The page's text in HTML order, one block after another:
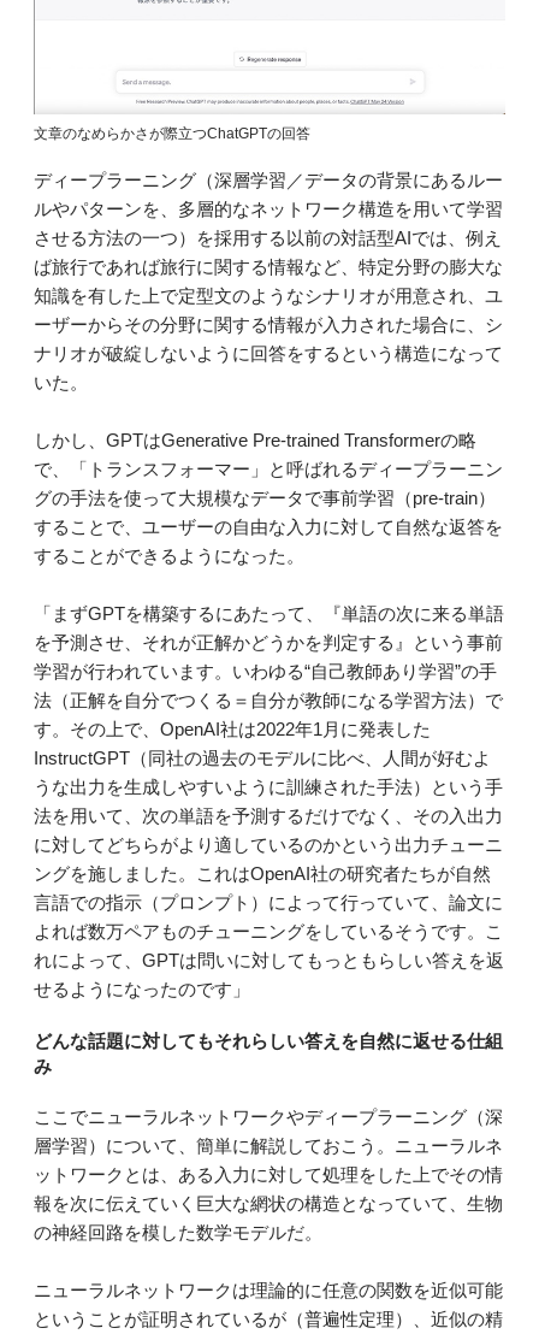
文章のなめらかさが際立つChatGPTの回答
ディープラーニング（深層学習／データの背景にあるルー
ルやパターンを、多層的なネットワーク構造を用いて学習
させる方法の一つ）を採用する以前の対話型AIでは、例え
ば旅行であれば旅行に関する情報など、特定分野の膨大な
知識を有した上で定型文のようなシナリオが用意され、ユ
ーザーからその分野に関する情報が入力された場合に、シ
ナリオが破綻しないように回答をするという構造になって
いた。
しかし、GPTはGenerative Pre-trained Transformerの略
で、「トランスフォーマー」と呼ばれるディープラーニン
グの手法を使って大規模なデータで事前学習（pre-train）
することで、ユーザーの自由な入力に対して自然な返答を
することができるようになった。
「まずGPTを構築するにあたって、『単語の次に来る単語
を予測させ、それが正解かどうかを判定する』という事前
学習が行われています。いわゆる“自己教師あり学習”の手
法（正解を自分でつくる＝自分が教師になる学習方法）で
す。その上で、OpenAI社は2022年1月に発表した
InstructGPT（同社の過去のモデルに比べ、人間が好むよ
うな出力を生成しやすいように訓練された手法）という手
法を用いて、次の単語を予測するだけでなく、その入出力
に対してどちらがより適しているのかという出力チューニ
ングを施しました。これはOpenAI社の研究者たちが自然
言語での指示（プロンプト）によって行っていて、論文に
よれば数万ペアものチューニングをしているそうです。こ
れによって、GPTは問いに対してもっともらしい答えを返
せるようになったのです」
どんな話題に対してもそれらしい答えを自然に返せる仕組
み
ここでニューラルネットワークやディープラーニング（深
層学習）について、簡単に解説しておこう。ニューラルネ
ットワークとは、ある入力に対して処理をした上でその情
報を次に伝えていく巨大な網状の構造となっていて、生物
の神経回路を模した数学モデルだ。
ニューラルネットワークは理論的に任意の関数を近似可能
ということが証明されているが（普遍性定理）、近似の精